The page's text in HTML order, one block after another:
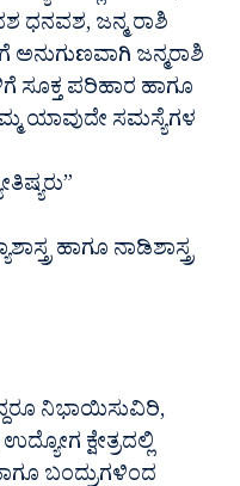
ಧನವಶ, ಜನ್ಮ ರಾಶಿ
ಅನುಗುಣವಾಗಿ ಜನ್ಮರಾಶಿ
ಸೂಕ್ತ ಪರಿಹಾರ ಹಾಗೂ
ಯಾವುದೇ ಸಮಸ್ಯೆಗಳ
ಹಾಗೂ ನಾಡಿಶಾಸ್ತ್ರ
ನಿಭಾಯಿಸುವಿರಿ,
ಕ್ಷೇತ್ರದಲ್ಲಿ
ಬಂದ್ರುಗಳಿಂದ